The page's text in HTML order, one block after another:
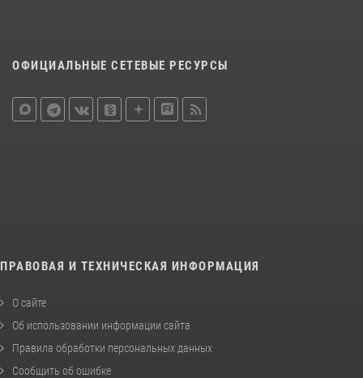
ОФИЦИАЛЬНЫЕ СЕТЕВЫЕ РЕСУРСЫ
ПРАВОВАЯ И ТЕХНИЧЕСКАЯ ИНФОРМАЦИЯ
О сайте
Об использовании информации сайта
Правила обработки персональных данных
Сообщить об ошибке